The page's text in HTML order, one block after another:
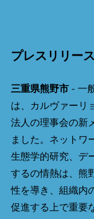
プレスリリース
三重県熊野市 - 一
は、カルヴァーリ
法人の理事会の新
ました。ネットワ
生態学的研究、デ
するの情熱は、熊
性を導き、組織内
促進する上で重要